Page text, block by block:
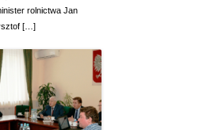
rolnictwa Jan
[…]